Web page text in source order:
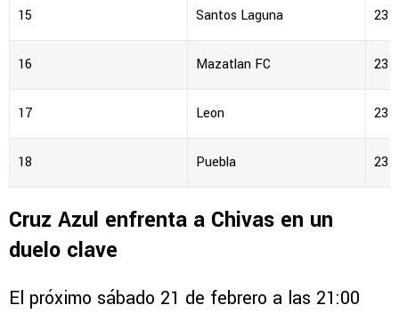
15 Santos Laguna 23
16 Mazatlan FC 23
17 Leon 23
18 Puebla 23
Cruz Azul enfrenta a Chivas en un
duelo clave
El próximo sábado 21 de febrero a las 21:00